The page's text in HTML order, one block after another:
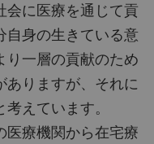
会に医療を通じて貢
自身の生きている意
り一層の貢献のため
ありますが、それに
えています。
療機関から在宅療